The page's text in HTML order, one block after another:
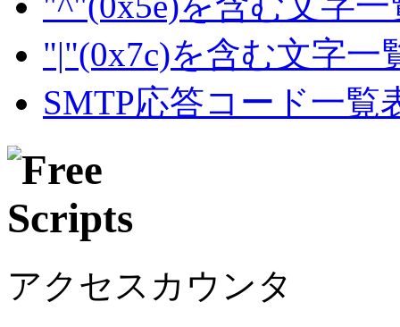
"|"(0x7c)を含む文字一
SMTP応答コード一覧
アクセスカウンタ